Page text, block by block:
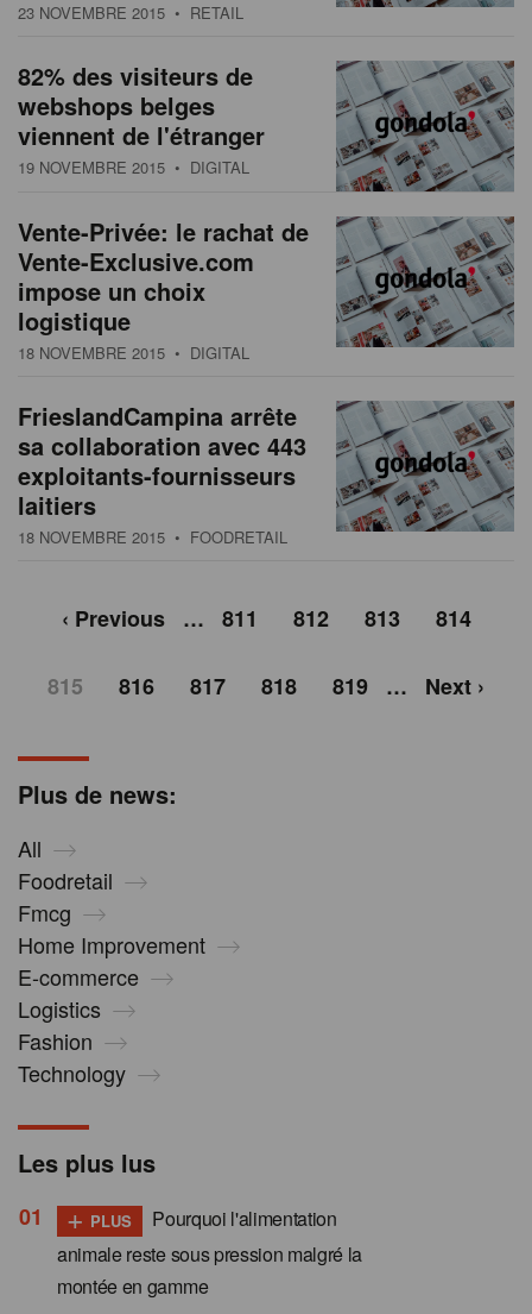
Plus de news:
All
Foodretail
Fmcg
Home Improvement
E-commerce
Logistics
Fashion
Technology
23 NOVEMBRE 2015 • RETAIL
82% des visiteurs de
webshops belges
viennent de l'étranger
19 NOVEMBRE 2015 • DIGITAL
Vente-Privée: le rachat de
Vente-Exclusive.com
impose un choix
logistique
18 NOVEMBRE 2015 • DIGITAL
FrieslandCampina arrête
sa collaboration avec 443
exploitants-fournisseurs
laitiers
18 NOVEMBRE 2015 • FOODRETAIL
‹ Previous … 811 812 813 814
815 816 817 818 819 … Next ›
Les plus lus
+ PLUS
Pourquoi l'alimentation
animale reste sous pression malgré la
montée en gamme